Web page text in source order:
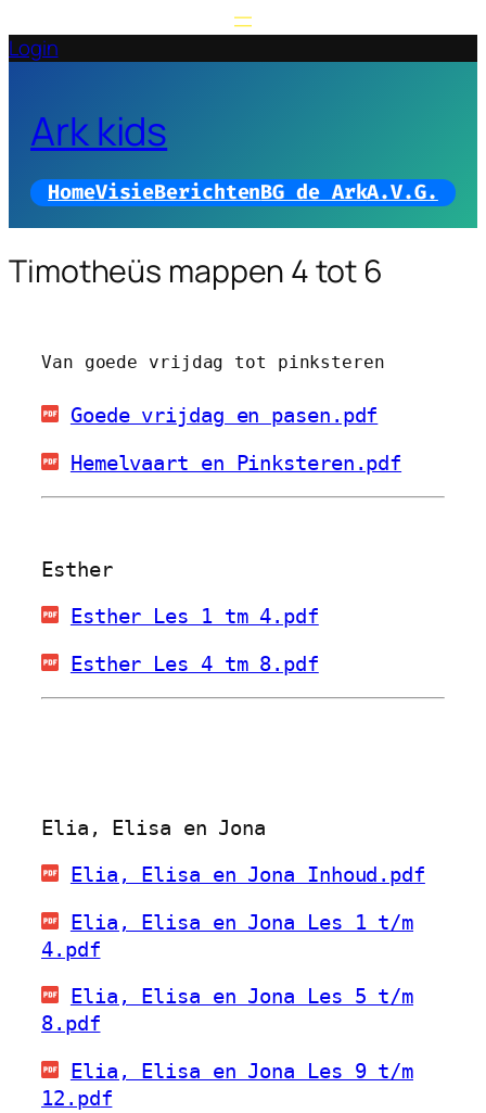
Login
Ark kids
HomeVisieBerichtenBG de ArkA.V.G.
Timotheüs mappen 4 tot 6
Van goede vrijdag tot pinksteren
Goede vrijdag en pasen.pdf
Hemelvaart en Pinksteren.pdf
Esther
Esther Les 1 tm 4.pdf
Esther Les 4 tm 8.pdf
Elia, Elisa en Jona
Elia, Elisa en Jona Inhoud.pdf
Elia, Elisa en Jona Les 1 t/m
4.pdf
Elia, Elisa en Jona Les 5 t/m
8.pdf
Elia, Elisa en Jona Les 9 t/m
12.pdf